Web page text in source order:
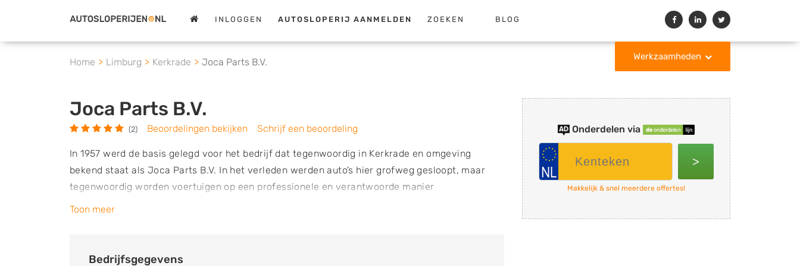
INLOGGEN AUTOSLOPERIJ AANMELDEN ZOEKEN BLOG
Werkzaamheden
Home Limburg Kerkrade Joca Parts B.V.
Joca Parts B.V.
(2) Beoordelingen bekijken Schrijf een beoordeling
In 1957 werd de basis gelegd voor het bedrijf dat tegenwoordig in Kerkrade en omgeving
bekend staat als Joca Parts B.V. In het verleden werden auto’s hier grofweg gesloopt, maar
tegenwoordig worden voertuigen op een professionele en verantwoorde manier
gedemonteerd. Hierbij wordt voornamelijk rekening gehouden met het milieu. Het bedrijf
worden vakkundig gecontroleerd en getest. Vervolgens krijgen deze onderdelen een label met
Toon meer
Bedrijfsgegevens
Onderdelen via
>
Makkelijk & snel meerdere offertes!